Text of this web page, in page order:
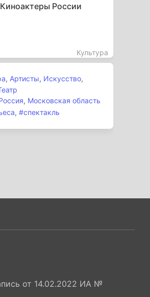
Киноактеры России
Культура
, Артисты, Искусство,
, Московская область
,#спектакль
от 14.02.2022 ИА №